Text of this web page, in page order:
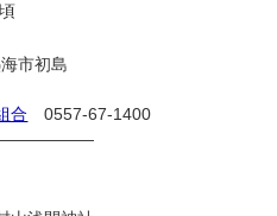
海市初島
合 0557-67-1400